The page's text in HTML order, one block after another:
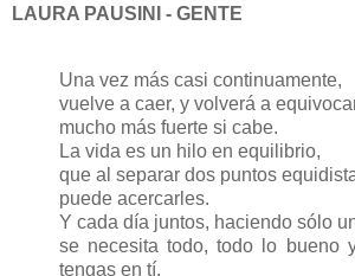
LAURA PAUSINI - GENTE
Una vez más casi continuamente,
vuelve a caer, y volverá a
mucho más fuerte si cabe.
La vida es un hilo en equilibrio,
que al separar dos puntos
puede acercarles.
Y cada día juntos, haciendo sólo
se necesita todo, todo lo bueno
tengas en tí.